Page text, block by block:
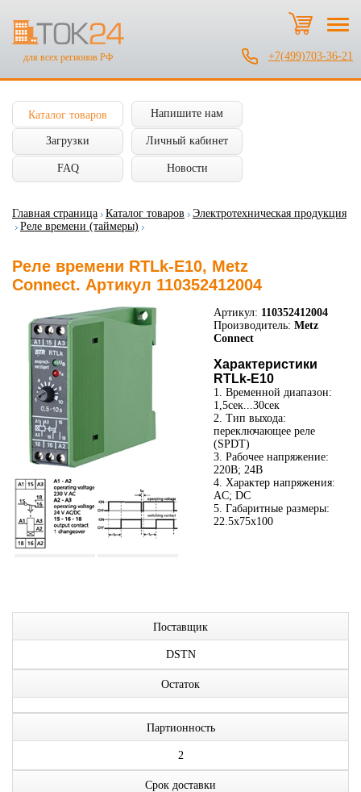
для всех регионов РФ +7(499)703-36-21
Каталог товаров Напишите нам
Загрузки Личный кабинет
FAQ Новости
Главная страница Каталог товаров
Электротехническая продукция
Реле времени (таймеры)
Реле времени RTLk-E10, Metz
Connect. Артикул 110352412004
Артикул: 110352412004
Производитель: Metz
Connect
Характеристики
RTLk-E10
1. Временной диапазон:
1,5сек...30сек
2. Тип выхода:
переключающее реле
(SPDT)
3. Рабочее напряжение:
220В; 24В
4. Характер напряжения:
AC; DC
5. Габаритные размеры:
22.5x75x100
Поставщик
DSTN
Остаток
Партионность
2
Срок доставки